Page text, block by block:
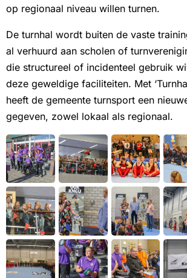
op regionaal niveau willen turnen.
De turnhal wordt buiten de vaste
al verhuurd aan scholen of
die structureel of incidenteel gebruik
deze geweldige faciliteiten. Met
heeft de gemeente turnsport een
gegeven, zowel lokaal als regionaal.